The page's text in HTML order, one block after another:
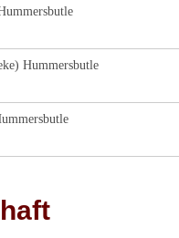
Hummersbutle